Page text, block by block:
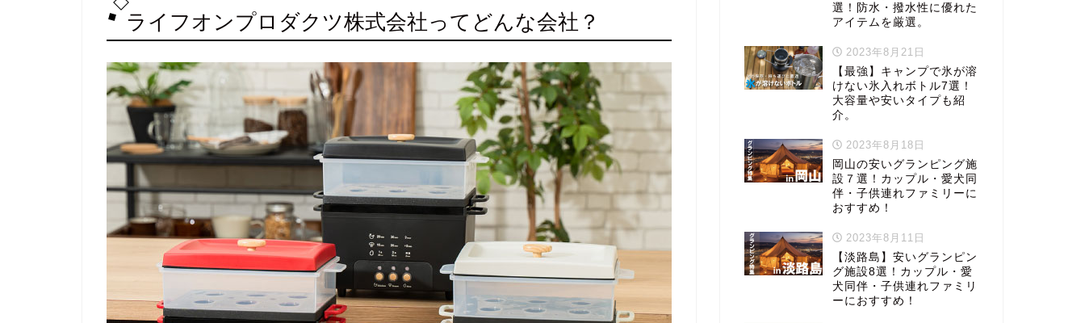
ライフオンプロダクツ株式会社ってどんな会社？
選！防水・撥水性に優れた
アイテムを厳選。
2023年8月21日
【最強】キャンプで氷が溶
けない氷入れボトル7選！
大容量や安いタイプも紹
介。
2023年8月18日
岡山の安いグランピング施
設７選！カップル・愛犬同
伴・子供連れファミリーに
おすすめ！
2023年8月11日
【淡路島】安いグランピン
グ施設8選！カップル・愛
犬同伴・子供連れファミリ
ーにおすすめ！